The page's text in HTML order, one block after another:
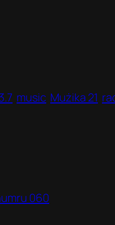
music Mużika 21
060